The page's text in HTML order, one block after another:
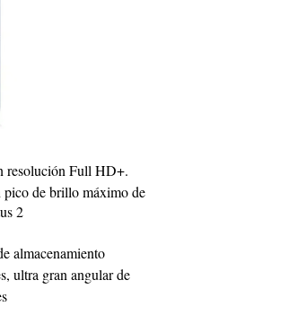
resolución Full HD+.
pico de brillo máximo de
2
almacenamiento
ultra gran angular de